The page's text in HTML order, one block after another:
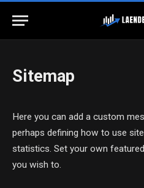
Sitemap
Here you can add a custom
perhaps defining how to use
statistics. Set your own
you wish to.